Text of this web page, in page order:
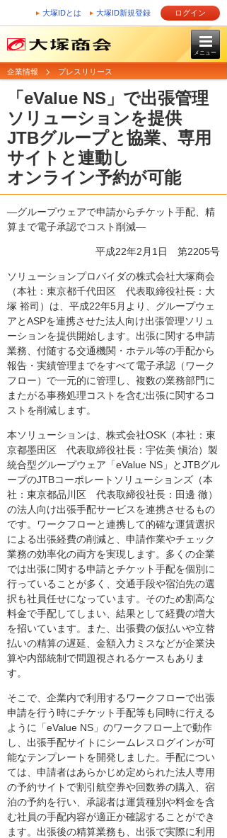
大塚IDとは 大塚ID新規登録 ログイン
メニュー
企業情報 プレスリリース
「eValue NS」で出張管理
ソリューションを提供
JTBグループと協業、専用
サイトと連動し
オンライン予約が可能
―グループウェアで申請からチケット手配、精
算まで電子承認でコスト削減―
平成22年2月1日 第2205号
ソリューションプロバイダの株式会社大塚商会
（本社：東京都千代田区 代表取締役社長：大
塚 裕司）は、平成22年5月より、グループウェ
アとASPを連携させた法人向け出張管理ソリュ
ーションを提供開始します。出張に関する申請
業務、付随する交通機関・ホテル等の手配から
報告・実績管理までをすべて電子承認（ワーク
フロー）で一元的に管理し、複数の業務部門に
またがる事務処理コストを含む出張に関するコ
ストを削減します。
本ソリューションは、株式会社OSK（本社：東
京都墨田区 代表取締役社長：宇佐美 愼治）製
統合型グループウェア「eValue NS」とJTBグル
ープのJTBコーポレートソリューションズ（本
社：東京都品川区 代表取締役社長：田邊 徹）
の法人向け出張手配サービスを連携させるもの
です。ワークフローと連携して的確な運賃選択
による出張経費の削減と、申請作業やチェック
業務の効率化の両方を実現します。多くの企業
では出張に関する申請とチケット手配を個別に
行っていることが多く、交通手段や宿泊先の選
択も社員任せになっています。そのため割高な
料金で手配してしまい、結果として経費の増大
を招いています。また、出張費の仮払いや立替
払いの精算の遅延、金額入力ミスなどが企業決
算や内部統制で問題視されるケースもありま
す。
そこで、企業内で利用するワークフローで出張
申請を行う時にチケット手配等も同時に行える
ように「eValue NS」のワークフロー上で動作
し、出張手配サイトにシームレスログインが可
能なテンプレートを開発しました。手配につい
ては、申請者はあらかじめ定められた法人専用
の予約サイトで割引航空券や回数券の購入、宿
泊の予約を行い、承認者は運賃種別や料金を含
む社員の手配内容が適正か確認することができ
ます。出張後の精算業務も、出張で実際に利用